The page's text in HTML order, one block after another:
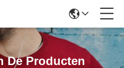
De Producten